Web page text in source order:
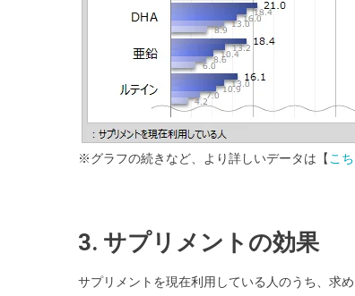
※グラフの続きなど、より詳しいデータは【 こ
3. サプリメントの効果
サプリメントを現在利用している人のうち、求